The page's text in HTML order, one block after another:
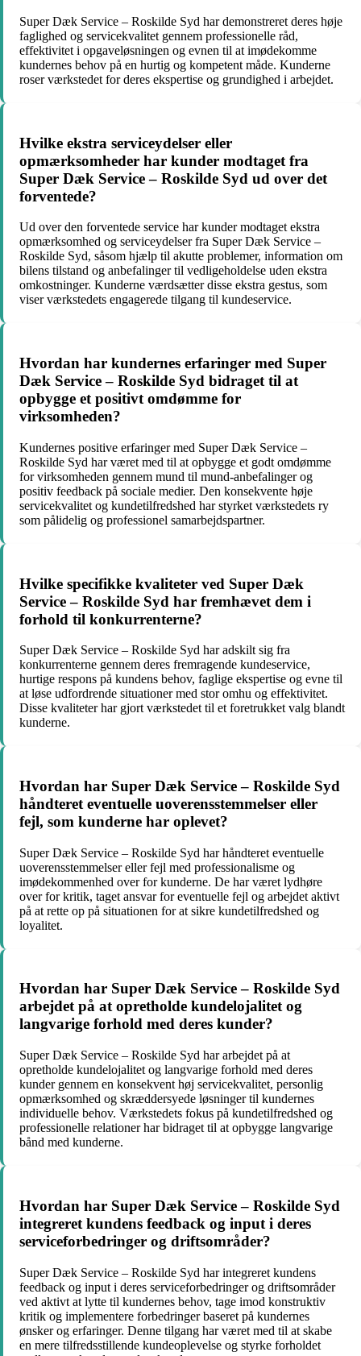
Super Dæk Service – Roskilde Syd har demonstreret deres høje
faglighed og servicekvalitet gennem professionelle råd,
effektivitet i opgaveløsningen og evnen til at imødekomme
kundernes behov på en hurtig og kompetent måde. Kunderne
roser værkstedet for deres ekspertise og grundighed i arbejdet.
Hvilke ekstra serviceydelser eller
opmærksomheder har kunder modtaget fra
Super Dæk Service – Roskilde Syd ud over det
forventede?
Ud over den forventede service har kunder modtaget ekstra
opmærksomhed og serviceydelser fra Super Dæk Service –
Roskilde Syd, såsom hjælp til akutte problemer, information om
bilens tilstand og anbefalinger til vedligeholdelse uden ekstra
omkostninger. Kunderne værdsætter disse ekstra gestus, som
viser værkstedets engagerede tilgang til kundeservice.
Hvordan har kundernes erfaringer med Super
Dæk Service – Roskilde Syd bidraget til at
opbygge et positivt omdømme for
virksomheden?
Kundernes positive erfaringer med Super Dæk Service –
Roskilde Syd har været med til at opbygge et godt omdømme
for virksomheden gennem mund til mund-anbefalinger og
positiv feedback på sociale medier. Den konsekvente høje
servicekvalitet og kundetilfredshed har styrket værkstedets ry
som pålidelig og professionel samarbejdspartner.
Hvilke specifikke kvaliteter ved Super Dæk
Service – Roskilde Syd har fremhævet dem i
forhold til konkurrenterne?
Super Dæk Service – Roskilde Syd har adskilt sig fra
konkurrenterne gennem deres fremragende kundeservice,
hurtige respons på kundens behov, faglige ekspertise og evne til
at løse udfordrende situationer med stor omhu og effektivitet.
Disse kvaliteter har gjort værkstedet til et foretrukket valg blandt
kunderne.
Hvordan har Super Dæk Service – Roskilde Syd
håndteret eventuelle uoverensstemmelser eller
fejl, som kunderne har oplevet?
Super Dæk Service – Roskilde Syd har håndteret eventuelle
uoverensstemmelser eller fejl med professionalisme og
imødekommenhed over for kunderne. De har været lydhøre
over for kritik, taget ansvar for eventuelle fejl og arbejdet aktivt
på at rette op på situationen for at sikre kundetilfredshed og
loyalitet.
Hvordan har Super Dæk Service – Roskilde Syd
arbejdet på at opretholde kundelojalitet og
langvarige forhold med deres kunder?
Super Dæk Service – Roskilde Syd har arbejdet på at
opretholde kundelojalitet og langvarige forhold med deres
kunder gennem en konsekvent høj servicekvalitet, personlig
opmærksomhed og skræddersyede løsninger til kundernes
individuelle behov. Værkstedets fokus på kundetilfredshed og
professionelle relationer har bidraget til at opbygge langvarige
bånd med kunderne.
Hvordan har Super Dæk Service – Roskilde Syd
integreret kundens feedback og input i deres
serviceforbedringer og driftsområder?
Super Dæk Service – Roskilde Syd har integreret kundens
feedback og input i deres serviceforbedringer og driftsområder
ved aktivt at lytte til kundernes behov, tage imod konstruktiv
kritik og implementere forbedringer baseret på kundernes
ønsker og erfaringer. Denne tilgang har været med til at skabe
en mere tilfredsstillende kundeoplevelse og styrke forholdet